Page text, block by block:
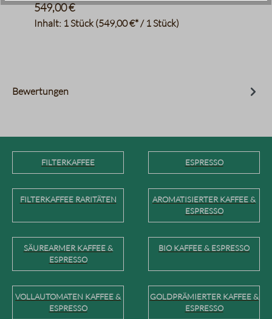
Inhalt: 1 Stück(549,00 €* / 1 Stück)
549,00 €
Bewertungen
FILTERKAFFEE ESPRESSO
FILTERKAFFEE RARITÄTEN
AROMATISIERTER KAFFEE &
ESPRESSO
SÄUREARMER KAFFEE &
ESPRESSO
BIO KAFFEE & ESPRESSO
VOLLAUTOMATEN KAFFEE &
ESPRESSO
GOLDPRÄMIERTER KAFFEE &
ESPRESSO